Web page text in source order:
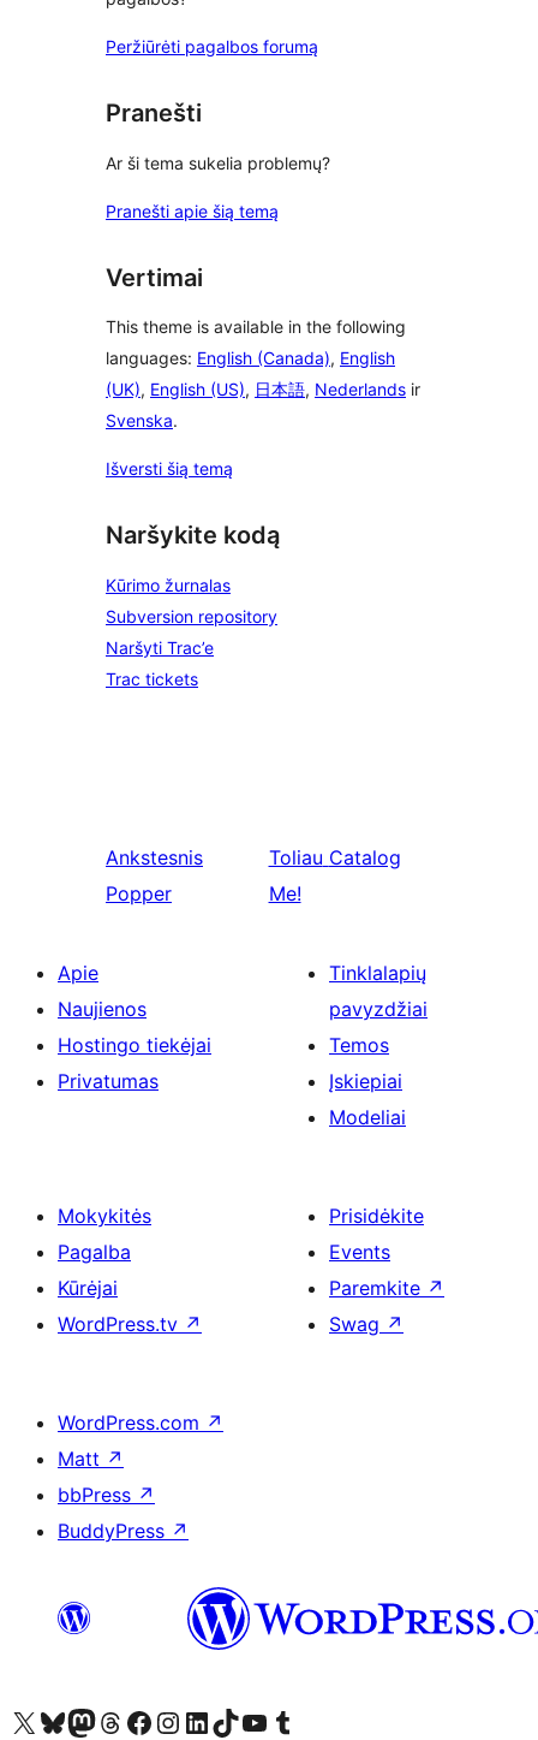
Peržiūrėti pagalbos forumą
Pranešti
Ar ši tema sukelia problemų?
Pranešti apie šią temą
Vertimai
This theme is available in the following
languages: English (Canada), English
(UK), English (US), 日本語, Nederlands ir
Svenska.
Išversti šią temą
Naršykite kodą
Kūrimo žurnalas
Subversion repository
Naršyti Trac’e
Trac tickets
Ankstesnis
Popper
Toliau Catalog
Me!
Apie
Naujienos
Hostingo tiekėjai
Privatumas
Tinklalapių
pavyzdžiai
Temos
Įskiepiai
Modeliai
Mokykitės
Pagalba
Kūrėjai
WordPress.tv ↗
Prisidėkite
Events
Paremkite ↗
Swag ↗
WordPress.com ↗
Matt ↗
bbPress ↗
BuddyPress ↗
Visit our X (formerly Twitter) account
Apsilankykite mūsų Bluesky paskyroje
Visit our Mastodon account
Apsilankykite mūsų Threads paskyroje
Visit our Facebook page
Visit our Instagram account
Visit our LinkedIn account
Apsilankykite mūsų TikTok paskyroje
Visit our YouTube channel
Apsilankykite mūsų Tumblr paskyroje